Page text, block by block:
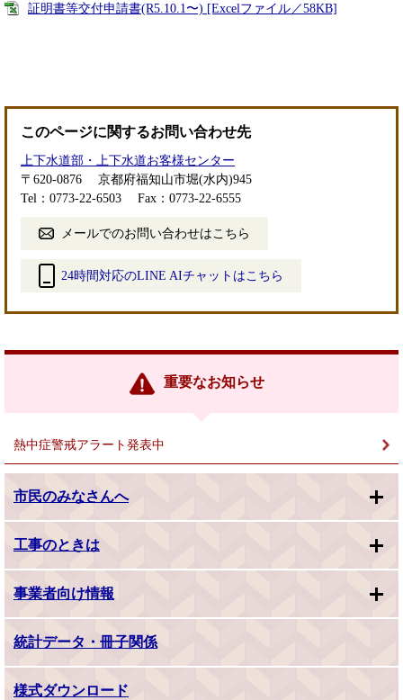
証明書等交付申請書(R5.10.1〜) [Excelファイル／58KB]
このページに関するお問い合わせ先
上下水道部・上下水道お客様センター
〒620-0876
京都府福知山市堀(水内)945
Tel：0773-22-6503
Fax：0773-22-6555
メールでのお問い合わせはこちら
24時間対応のLINE AIチャットはこちら
リ
重要なお知らせ
熱中症警戒アラート発表中
市民のみなさんへ
工事のときは
事業者向け情報
統計データ・冊子関係
様式ダウンロード